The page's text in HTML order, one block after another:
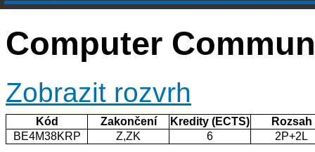
Computer
Zobrazit rozvrh
Kód Zakončení Kredity (ECTS)
Rozsah
BE4M38KRP
Z,ZK 6 2P+2L